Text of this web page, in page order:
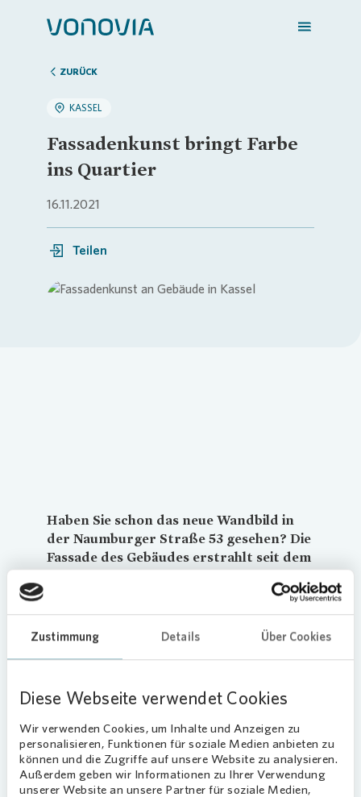
Zustimmung Details Über Cookies
Diese Webseite verwendet Cookies
Wir verwenden Cookies, um Inhalte und Anzeigen zu
personalisieren, Funktionen für soziale Medien anbieten zu
können und die Zugriffe auf unsere Website zu analysieren.
Außerdem geben wir Informationen zu Ihrer Verwendung
unserer Website an unsere Partner für soziale Medien,
Zuhause finden
Mein Zuhause
Meine Stadt
Weitere Angebote
ZURÜCK
KASSEL
Fassadenkunst bringt Farbe
ins Quartier
16.11.2021
Teilen
Haben Sie schon das neue Wandbild in
der Naumburger Straße 53 gesehen? Die
Fassade des Gebäudes erstrahlt seit dem
30. September in neuem Glanz. Gerade
Künstlerin Isa Toma, für das gesprayte
Fassadenbild einer sitzenden Frau
benötigt.
Freiraum für die eigene Fantasie
Auch wenn Isa Toma ihrem Werk keinen Titel
verliehen hat, soll es den Bezirk widerspiegeln und
zugleich beruhigen. Das wird auch darin deutlich,
dass die gemalte Frau ihre Füße auf einem Auto